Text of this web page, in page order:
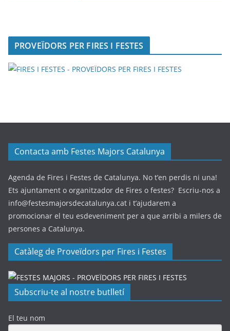
PROVEÏDORS PER FIRES I FESTES
Contacta amb Festes Majors Catalunya
Agenda de Fires i Festes de Catalunya. No t’en perdis ni una!
Ets ajuntament o organitzador de Fires o festes? Escriu-nos a
info@festesmajorsdecatalunya.cat i t’ajudarem a
promocionar el teu esdeveniment per a que arribi a milers de
persones a Catalunya.
Catàleg de Proveïdors per Fires i Festes
Subscriu-te al nostre butlletí
El teu nom